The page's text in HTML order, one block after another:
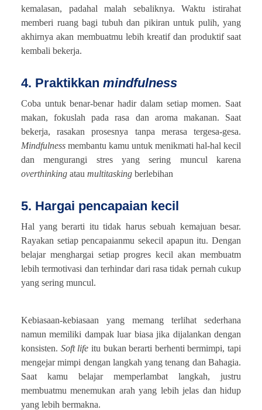
kemalasan, padahal malah sebaliknya. Waktu istirahat
memberi ruang bagi tubuh dan pikiran untuk pulih, yang
akhirnya akan membuatmu lebih kreatif dan produktif saat
kembali bekerja.
4. Praktikkan mindfulness
Coba untuk benar-benar hadir dalam setiap momen. Saat
makan, fokuslah pada rasa dan aroma makanan. Saat
bekerja, rasakan prosesnya tanpa merasa tergesa-gesa.
Mindfulness membantu kamu untuk menikmati hal-hal kecil
dan mengurangi stres yang sering muncul karena
overthinking atau multitasking berlebihan
5. Hargai pencapaian kecil
Hal yang berarti itu tidak harus sebuah kemajuan besar.
Rayakan setiap pencapaianmu sekecil apapun itu. Dengan
belajar menghargai setiap progres kecil akan membuatm
lebih termotivasi dan terhindar dari rasa tidak pernah cukup
yang sering muncul.
Kebiasaan-kebiasaan yang memang terlihat sederhana
namun memiliki dampak luar biasa jika dijalankan dengan
konsisten. Soft life itu bukan berarti berhenti bermimpi, tapi
mengejar mimpi dengan langkah yang tenang dan Bahagia.
Saat kamu belajar memperlambat langkah, justru
membuatmu menemukan arah yang lebih jelas dan hidup
yang lebih bermakna.